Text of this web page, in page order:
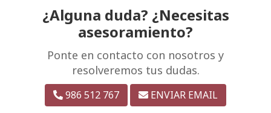
¿Alguna duda? ¿Necesitas
asesoramiento?
Ponte en contacto con nosotros y
resolveremos tus dudas.
986 512 767 ENVIAR EMAIL